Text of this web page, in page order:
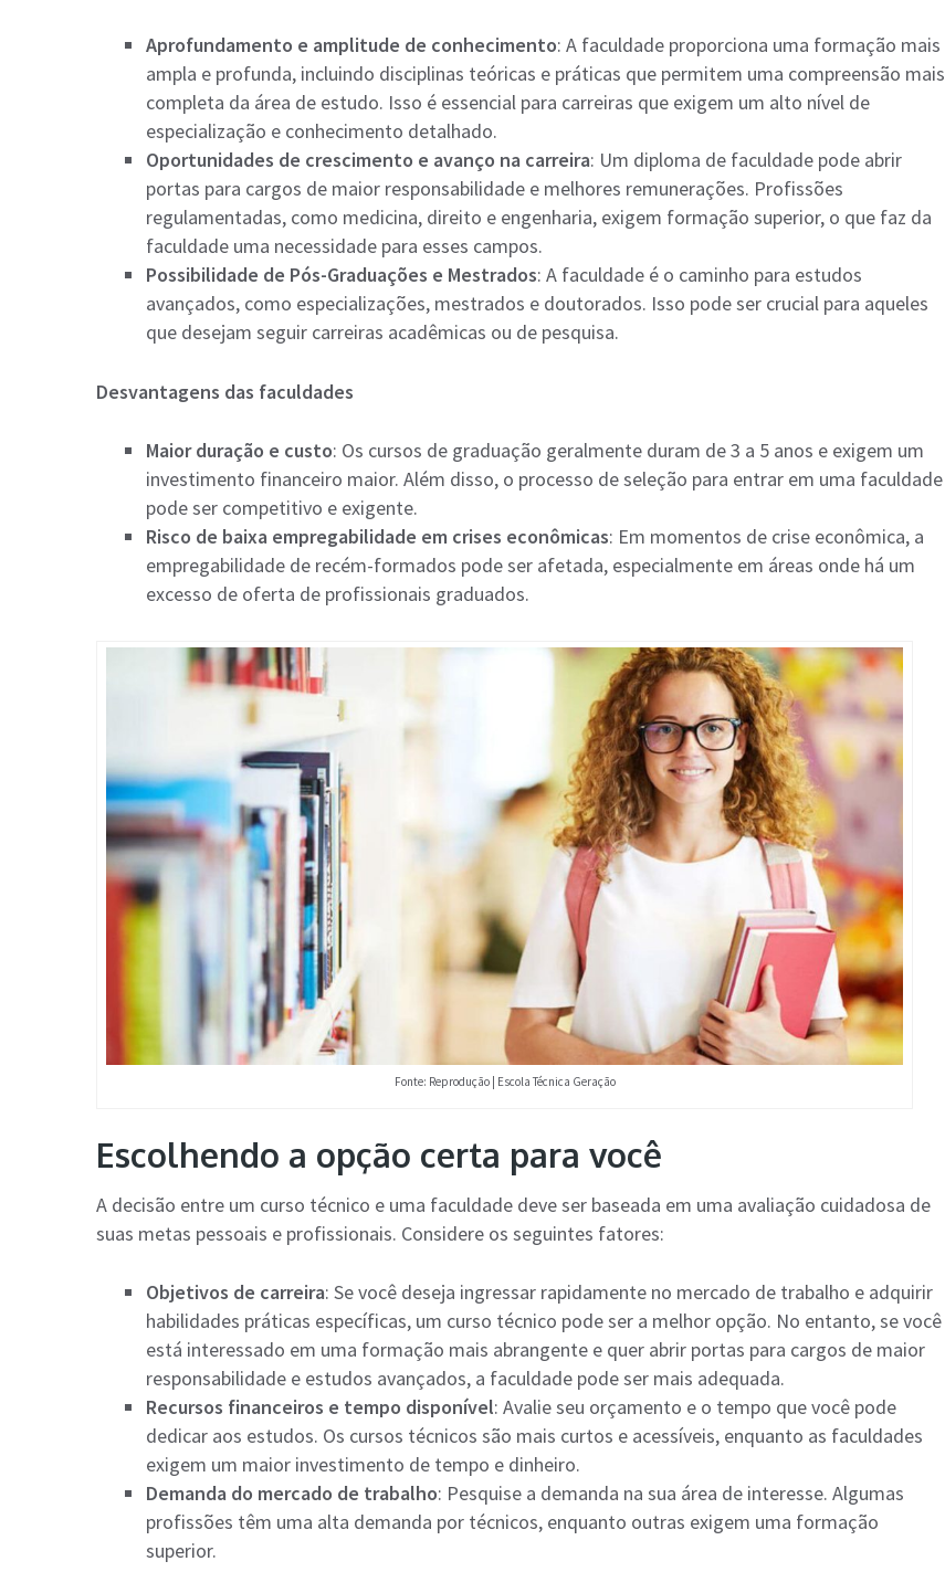
Aprofundamento e amplitude de conhecimento: A faculdade proporciona uma formação mais
ampla e profunda, incluindo disciplinas teóricas e práticas que permitem uma compreensão mais
completa da área de estudo. Isso é essencial para carreiras que exigem um alto nível de
especialização e conhecimento detalhado​​.
Oportunidades de crescimento e avanço na carreira: Um diploma de faculdade pode abrir
portas para cargos de maior responsabilidade e melhores remunerações. Profissões
regulamentadas, como medicina, direito e engenharia, exigem formação superior, o que faz da
faculdade uma necessidade para esses campos​​.
Possibilidade de Pós-Graduações e Mestrados: A faculdade é o caminho para estudos
avançados, como especializações, mestrados e doutorados. Isso pode ser crucial para aqueles
que desejam seguir carreiras acadêmicas ou de pesquisa​​.
Desvantagens das faculdades
Maior duração e custo: Os cursos de graduação geralmente duram de 3 a 5 anos e exigem um
investimento financeiro maior. Além disso, o processo de seleção para entrar em uma faculdade
pode ser competitivo e exigente​​.
Risco de baixa empregabilidade em crises econômicas: Em momentos de crise econômica, a
empregabilidade de recém-formados pode ser afetada, especialmente em áreas onde há um
excesso de oferta de profissionais graduados​.
Fonte: Reprodução | Escola Técnica Geração
Escolhendo a opção certa para você
A decisão entre um curso técnico e uma faculdade deve ser baseada em uma avaliação cuidadosa de
suas metas pessoais e profissionais. Considere os seguintes fatores:
Objetivos de carreira: Se você deseja ingressar rapidamente no mercado de trabalho e adquirir
habilidades práticas específicas, um curso técnico pode ser a melhor opção. No entanto, se você
está interessado em uma formação mais abrangente e quer abrir portas para cargos de maior
responsabilidade e estudos avançados, a faculdade pode ser mais adequada.
Recursos financeiros e tempo disponível: Avalie seu orçamento e o tempo que você pode
dedicar aos estudos. Os cursos técnicos são mais curtos e acessíveis, enquanto as faculdades
exigem um maior investimento de tempo e dinheiro.
Demanda do mercado de trabalho: Pesquise a demanda na sua área de interesse. Algumas
profissões têm uma alta demanda por técnicos, enquanto outras exigem uma formação
superior​.